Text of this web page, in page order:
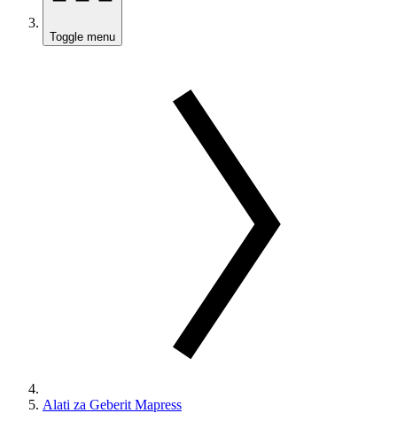
Toggle menu
Alati za Geberit Mapress